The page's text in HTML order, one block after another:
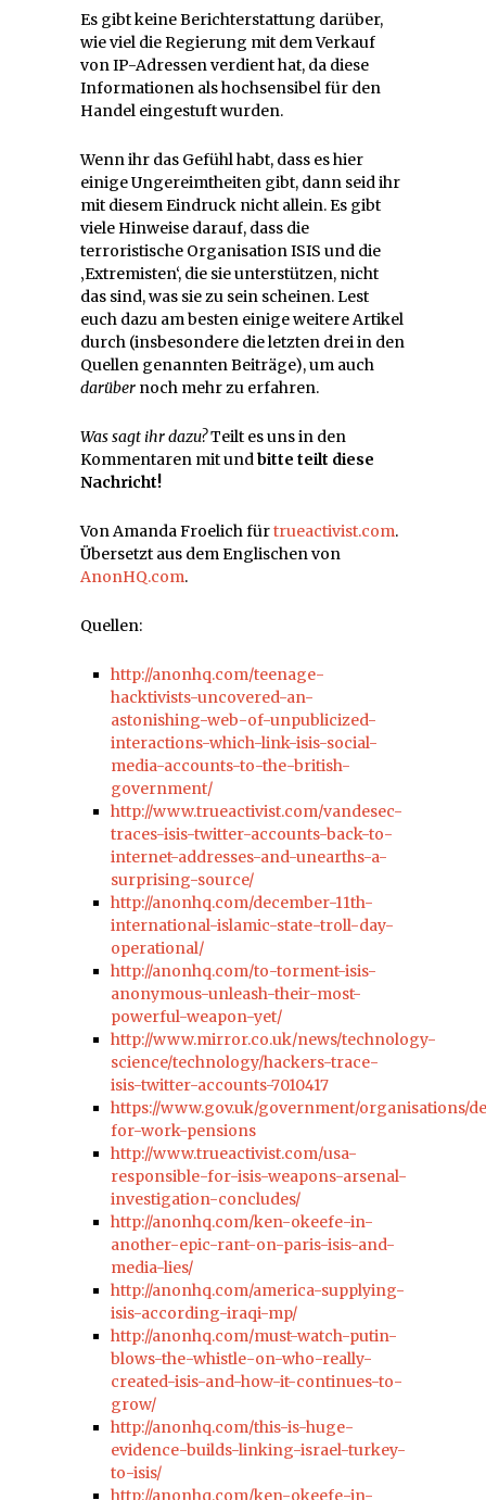
Es gibt keine Berichterstattung darüber,
wie viel die Regierung mit dem Verkauf
von IP-Adressen verdient hat, da diese
Informationen als hochsensibel für den
Handel eingestuft wurden.
Wenn ihr das Gefühl habt, dass es hier
einige Ungereimtheiten gibt, dann seid ihr
mit diesem Eindruck nicht allein. Es gibt
viele Hinweise darauf, dass die
terroristische Organisation ISIS und die
‚Extremisten‘, die sie unterstützen, nicht
das sind, was sie zu sein scheinen. Lest
euch dazu am besten einige weitere Artikel
durch (insbesondere die letzten drei in den
Quellen genannten Beiträge), um auch
darüber noch mehr zu erfahren.
Was sagt ihr dazu?Teilt es uns in den
Kommentaren mit undbitte teilt diese
Nachricht!
Von Amanda Froelich fürtrueactivist.com.
Übersetzt aus dem Englischen von
AnonHQ.com.
Quellen:
http://anonhq.com/teenage-
hacktivists-uncovered-an-
astonishing-web-of-unpublicized-
interactions-which-link-isis-social-
media-accounts-to-the-british-
government/
http://www.trueactivist.com/vandesec-
traces-isis-twitter-accounts-back-to-
internet-addresses-and-unearths-a-
surprising-source/
http://anonhq.com/december-11th-
international-islamic-state-troll-day-
operational/
http://anonhq.com/to-torment-isis-
anonymous-unleash-their-most-
powerful-weapon-yet/
http://www.mirror.co.uk/news/technology-
science/technology/hackers-trace-
isis-twitter-accounts-7010417
https://www.gov.uk/government/organisations/
for-work-pensions
http://www.trueactivist.com/usa-
responsible-for-isis-weapons-arsenal-
investigation-concludes/
http://anonhq.com/ken-okeefe-in-
another-epic-rant-on-paris-isis-and-
media-lies/
http://anonhq.com/america-supplying-
isis-according-iraqi-mp/
http://anonhq.com/must-watch-putin-
blows-the-whistle-on-who-really-
created-isis-and-how-it-continues-to-
grow/
http://anonhq.com/this-is-huge-
evidence-builds-linking-israel-turkey-
to-isis/
http://anonhq.com/ken-okeefe-in-